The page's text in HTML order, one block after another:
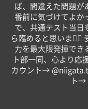
ば、間違えた問題が
番前に気づけてよか
で、共通テスト当日
ら臨めると思います
力を最大限発揮でき
ト部一同、心より応
カウント→
ト→